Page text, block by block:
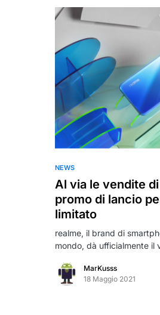
NEWS
Al via le vendite
promo di lancio
limitato
realme, il brand di
mondo, dà ufficialmente il
MarKusss
18 Maggio 2021